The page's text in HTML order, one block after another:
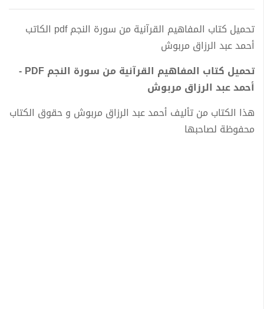
تحميل كتاب المفاهيم القرآنية من سورة النجم pdf الكاتب
أحمد عبد الرزاق مربوش
تحميل كتاب المفاهيم القرآنية من سورة النجم PDF -
أحمد عبد الرزاق مربوش
هذا الكتاب من تأليف أحمد عبد الرزاق مربوش و حقوق الكتاب
محفوظة لصاحبها